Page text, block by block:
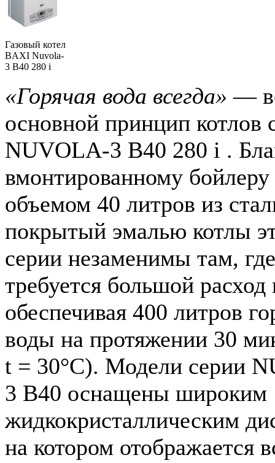
Газовый котел
BAXI Nuvola-
3 B40 280 i
«Горячая вода всегда» —
основной принцип котлов
NUVOLA-3 B40 280 i .
вмонтированному бойлеру
объемом 40 литров из
покрытый эмалью котлы
серии незаменимы там, где
требуется большой
обеспечивая 400 литров
воды на протяжении 30
t = 30°С). Модели серии
3 B40 оснащены широким
жидкокристаллическим
на котором отображается